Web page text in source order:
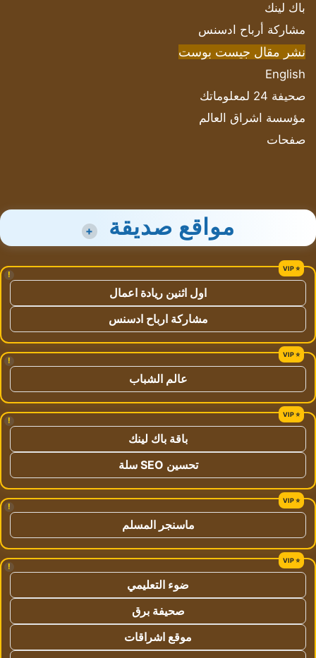
باك لينك
مشاركة أرباح ادسنس
نشر مقال جيست بوست
English
صحيفة 24 لمعلوماتك
مؤسسة اشراق العالم
صفحات
مواقع صديقة +
!
اول اثنين ريادة اعمال
مشاركة ارباح ادسنس
!
عالم الشباب
!
باقة باك لينك
تحسين SEO سلة
!
ماسنجر المسلم
!
ضوء التعليمي
صحيفة برق
موقع اشراقات